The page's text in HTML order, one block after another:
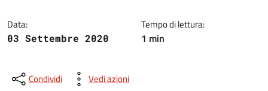
Data:
03 Settembre 2020
Tempo di lettura:
1 min
Condividi Vedi azioni